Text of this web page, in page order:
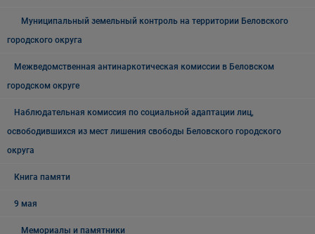
Муниципальный земельный контроль на территории Беловского
городского округа
Межведомственная антинаркотическая комиссии в Беловском
городском округе
Наблюдательная комиссия по социальной адаптации лиц,
освободившихся из мест лишения свободы Беловского городского
округа
Книга памяти
9 мая
Мемориалы и памятники